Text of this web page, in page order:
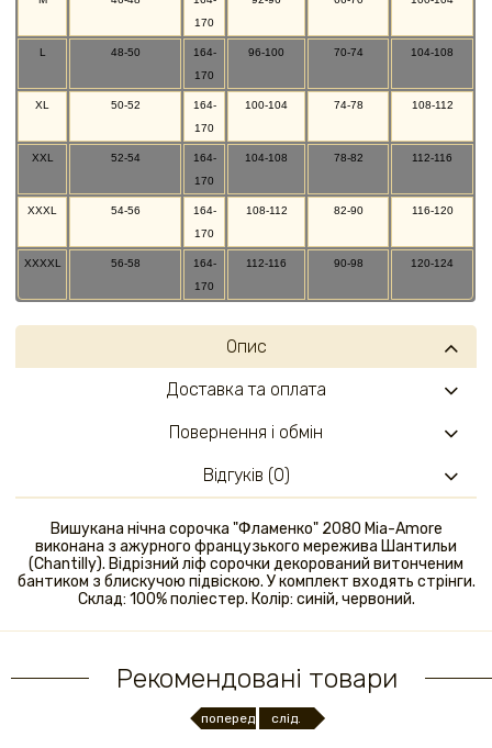
170
L 48-50
164-
170
96-100 70-74 104-108
XL 50-52
164-
170
100-104 74-78 108-112
XXL 52-54
164-
170
104-108 78-82 112-116
XXXL 54-56
164-
170
108-112 82-90 116-120
XXXXL 56-58
164-
170
112-116 90-98 120-124
Опис
Вишукана нічна сорочка "Фламенко" 2080 Mia-Amore
виконана з ажурного французького мережива Шантильи
(Chantilly). Відрізний ліф сорочки декорований витонченим
бантиком з блискучою підвіскою. У комплект входять стрінги.
Склад: 100% поліестер. Колір: синій, червоний.
Доставка та оплата
Повернення і обмін
Відгуків (0)
Рекомендовані товари
поперед. слід.